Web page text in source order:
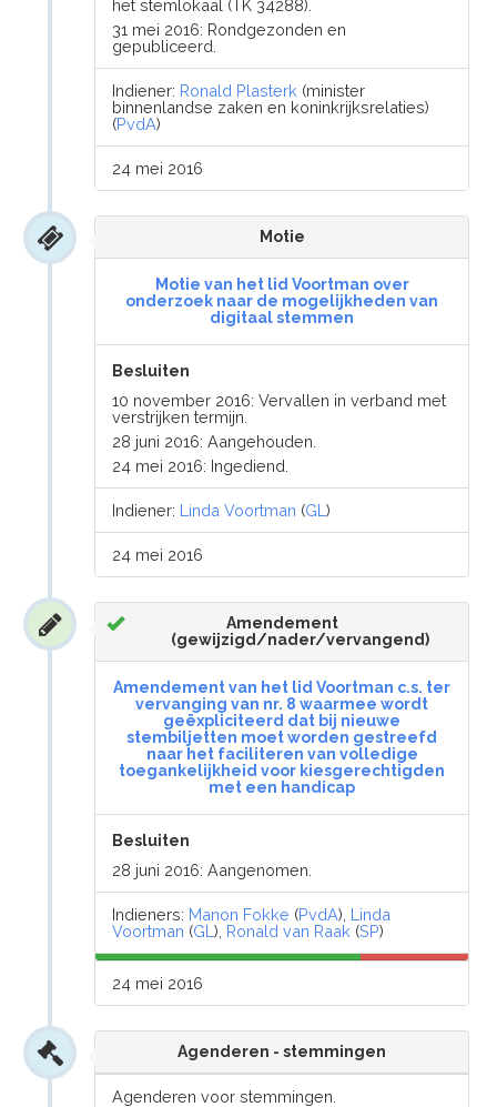
het stemlokaal (TK 34288).
31 mei 2016: Rondgezonden en
gepubliceerd.
Indiener: Ronald Plasterk (minister
binnenlandse zaken en koninkrijksrelaties)
(PvdA)
24 mei 2016
Motie
Motie van het lid Voortman over
onderzoek naar de mogelijkheden van
digitaal stemmen
Besluiten
10 november 2016: Vervallen in verband met
verstrijken termijn.
28 juni 2016: Aangehouden.
24 mei 2016: Ingediend.
Indiener: Linda Voortman (GL)
24 mei 2016
Amendement
(gewijzigd/nader/vervangend)
Amendement van het lid Voortman c.s. ter
vervanging van nr. 8 waarmee wordt
geëxpliciteerd dat bij nieuwe
stembiljetten moet worden gestreefd
naar het faciliteren van volledige
toegankelijkheid voor kiesgerechtigden
met een handicap
Besluiten
28 juni 2016: Aangenomen.
Indieners: Manon Fokke (PvdA), Linda
Voortman (GL), Ronald van Raak (SP)
24 mei 2016
Agenderen - stemmingen
Agenderen voor stemmingen.